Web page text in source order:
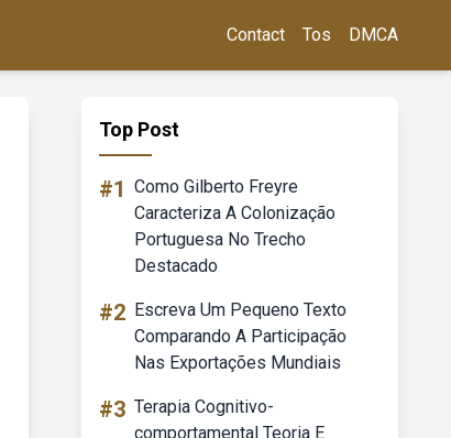
Contact Tos DMCA
Top Post
#1 Como Gilberto Freyre
Caracteriza A Colonização
Portuguesa No Trecho
Destacado
#2 Escreva Um Pequeno Texto
Comparando A Participação
Nas Exportações Mundiais
#3 Terapia Cognitivo-
comportamental Teoria E